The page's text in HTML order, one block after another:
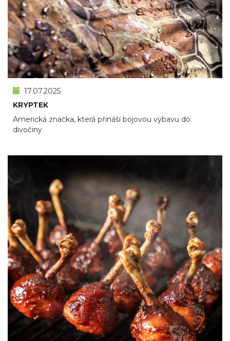
17.07.2025
KRYPTEK
Americká značka, která přináší bojovou výbavu do
divočiny